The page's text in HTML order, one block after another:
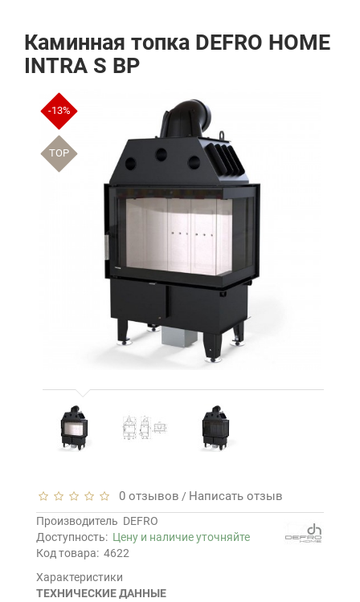
Каминная топка DEFRO HOME
INTRA S BP
-13%
TOP
0 отзывов / Написать отзыв
Производитель DEFRO
Доступность: Цену и наличие уточняйте
Код товара: 4622
Характеристики
ТЕХНИЧЕСКИЕ ДАННЫЕ